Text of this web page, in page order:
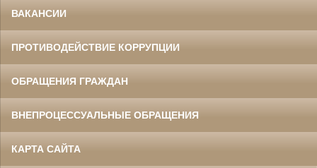
ВАКАНСИИ
ПРОТИВОДЕЙСТВИЕ КОРРУПЦИИ
ОБРАЩЕНИЯ ГРАЖДАН
ВНЕПРОЦЕССУАЛЬНЫЕ ОБРАЩЕНИЯ
КАРТА САЙТА